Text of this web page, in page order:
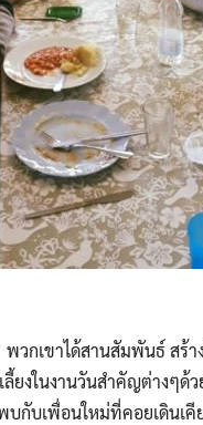
วกเขาได้สานสัมพันธ์ สร้
ยงในงานวันสำคัญต่างๆ
พบกับเพื่อนใหม่ที่คอยเดิน